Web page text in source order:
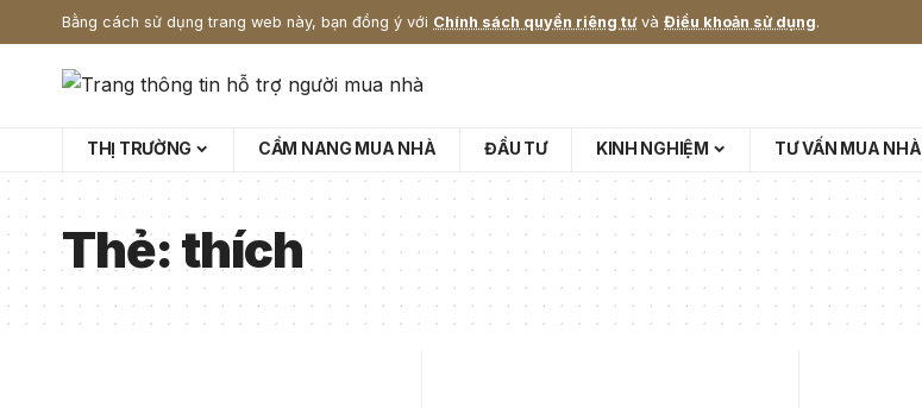
Bằng cách sử dụng trang web này, bạn đồng ý với Chính sách quyền riêng tưvà Điều khoản sử dụng.
THỊ TRƯỜNG CẨM NANG MUA NHÀ ĐẦU TƯ KINH NGHIỆM TƯ VẤN MUA NHÀ
Thẻ:thích